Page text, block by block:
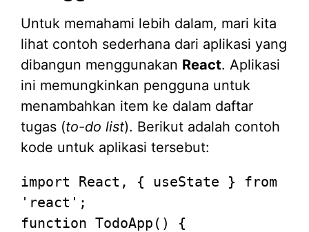
Untuk memahami lebih dalam, mari kita
lihat contoh sederhana dari aplikasi yang
dibangun menggunakan React. Aplikasi
ini memungkinkan pengguna untuk
menambahkan item ke dalam daftar
tugas (to-do list). Berikut adalah contoh
kode untuk aplikasi tersebut:
import React , { useState } from
'react'
function TodoApp